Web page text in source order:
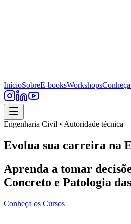
InícioSobreE-booksWorkshops
Engenharia Civil • Autoridade técnica
Evolua sua carreira na
Aprenda a tomar
Concreto e Patologia
Conheça os Cursos